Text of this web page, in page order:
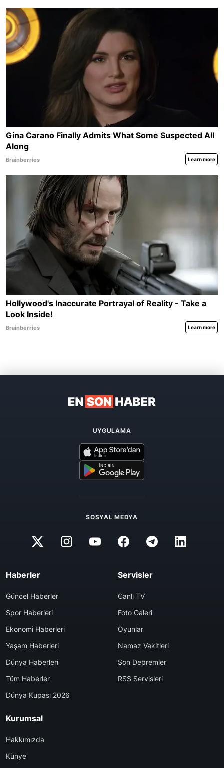
UYGULAMA
SOSYAL MEDYA
Haberler
Güncel Haberler
Spor Haberleri
Ekonomi Haberleri
Yaşam Haberleri
Dünya Haberleri
Tüm Haberler
Dünya Kupası 2026
Servisler
Canlı TV
Foto Galeri
Oyunlar
Namaz Vakitleri
Son Depremler
RSS Servisleri
Kurumsal
Hakkımızda
Künye